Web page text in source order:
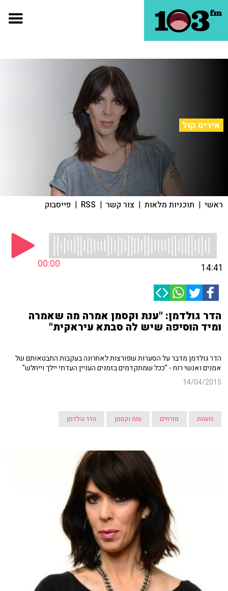
איריס קול
ראשי | תוכניות מלאות | צור קשר |
RSS
| פייסבוק
00:00 14:41
הדר גולדמן: "ענת וקסמן אמרה מה שאמרה
ומיד הוסיפה שיש לה סבתא עיראקית"
הדר גולדמן מדבר על הסערות שפורצות לאחרונה בעקבות התבטאותם של
אמנים ואנשי רוח - "ככל שמתקדמים בזמנים העניין העדתי יילך וייחלש"
14/04/2015
גזענות מזרחים ענת וקסמן הדר גולדמן